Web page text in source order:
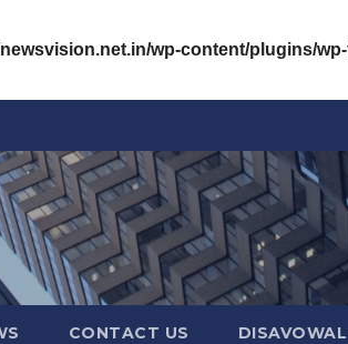
wp-content/plugins/
CONTACT US DISAVOWAL